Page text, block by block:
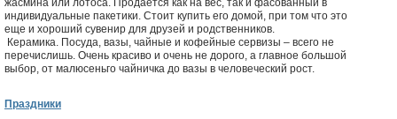
жасмина или лотоса. Продается как на вес, так и фасованный в
индивидуальные пакетики. Стоит купить его домой, при том что это
еще и хороший сувенир для друзей и родственников.
Керамика. Посуда, вазы, чайные и кофейные сервизы – всего не
перечислишь. Очень красиво и очень не дорого, а главное большой
выбор, от малюсеньго чайничка до вазы в человеческий рост.
Праздники